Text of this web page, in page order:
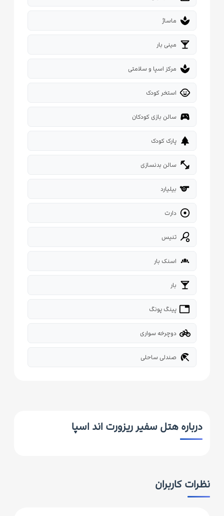
spa ماساژ
local_bar مینی بار
spa مرکز اسپا و سلامتی
child_care استخر کودک
sports_esports سالن بازی کودکان
park پارک کودک
fitness_center سالن بدنسازی
بیلیارد
 دارت
sports_tennis تنیس
bakery_dining اسنک بار
local_bar بار
پینگ پونگ
pedal_bike دوچرخه سواری
beach_access صندلی ساحلی
درباره هتل سفیر ریزورت اند اسپا
نظرات کاربران